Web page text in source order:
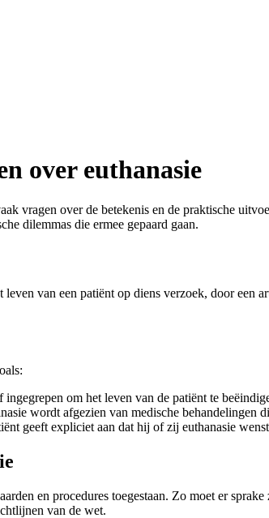
over euthanasie
vragen over de betekenis en de praktische
dilemmas die ermee gepaard gaan.
van een patiënt op diens verzoek, door
om het leven van de patiënt te
wordt afgezien van medische behandelingen
geeft expliciet aan dat hij of zij euthanasie
en procedures toegestaan. Zo moet er
van de wet.